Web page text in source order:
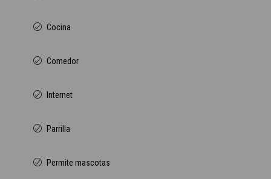
Cocina
Comedor
Internet
Parrilla
Permite mascotas